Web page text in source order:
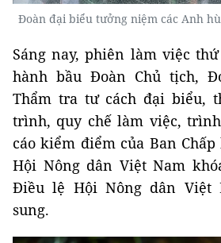
Đoàn đại biểu tưởng niệm các Anh
Sáng nay, phiên làm việc
hành bầu Đoàn Chủ tịch,
Thẩm tra tư cách đại biểu,
trình, quy chế làm việc,
cáo kiểm điểm của Ban
Hội Nông dân Việt Nam
Điều lệ Hội Nông dân Việt
sung.